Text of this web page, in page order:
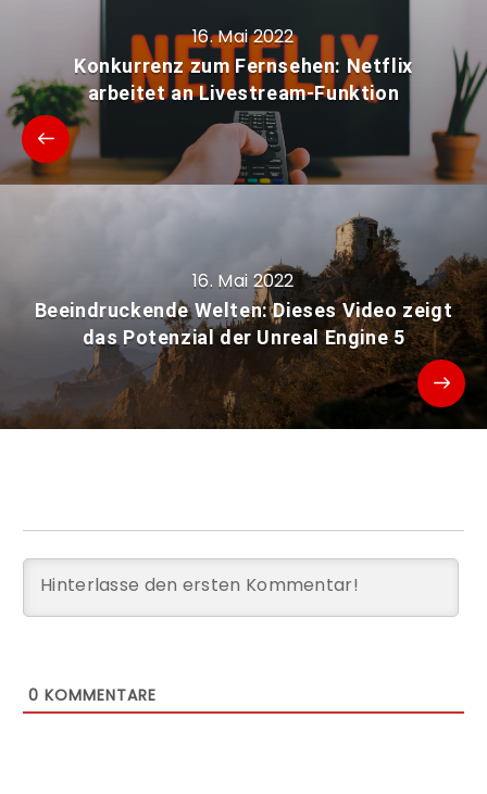
16. Mai 2022
Konkurrenz zum Fernsehen: Netflix
arbeitet an Livestream-Funktion
16. Mai 2022
Beeindruckende Welten: Dieses Video zeigt
das Potenzial der Unreal Engine 5
0 KOMMENTARE